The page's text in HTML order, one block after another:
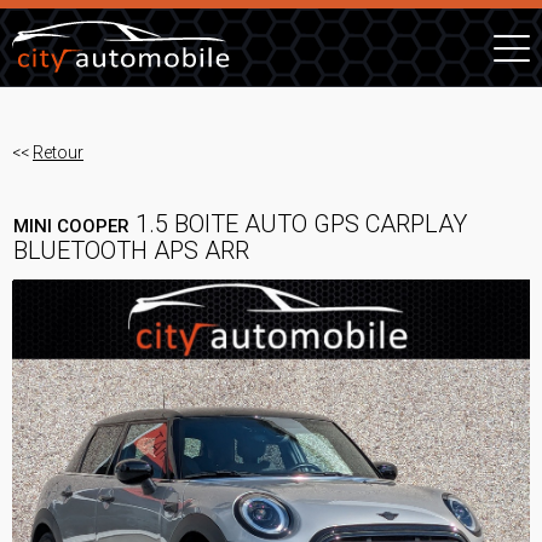
<< Retour
MINI COOPER 1.5 BOITE AUTO GPS CARPLAY
BLUETOOTH APS ARR